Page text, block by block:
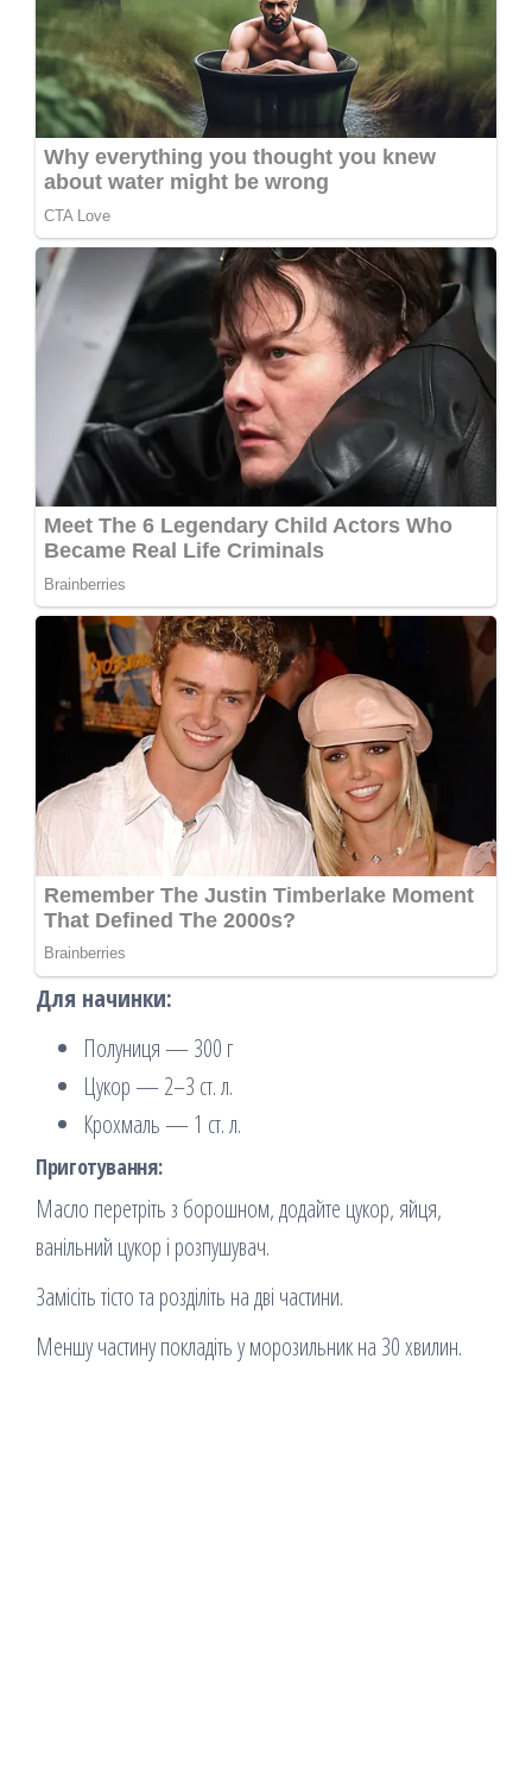
Для начинки:
Полуниця — 300 г
Цукор — 2–3 ст. л.
Крохмаль — 1 ст. л.
Приготування:
Масло перетріть з борошном, додайте цукор, яйця,
ванільний цукор і розпушувач.
Замісіть тісто та розділіть на дві частини.
Меншу частину покладіть у морозильник на 30 хвилин.